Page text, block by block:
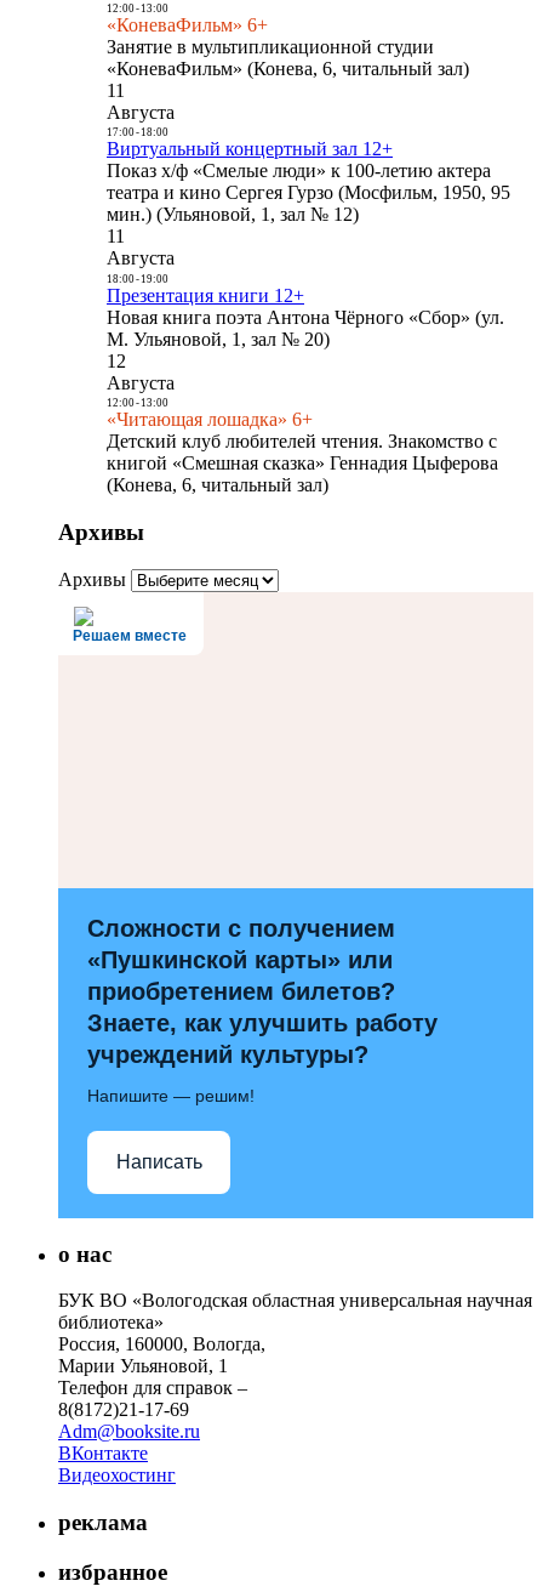
12:00- 13:00
«КоневаФильм» 6+
Занятие в мультипликационной студии
«КоневаФильм» (Конева, 6, читальный зал)
11
Августа
17:00- 18:00
Виртуальный концертный зал 12+
Показ х/ф «Смелые люди» к 100-летию актера
театра и кино Сергея Гурзо (Мосфильм, 1950, 95
мин.) (Ульяновой, 1, зал № 12)
11
Августа
18:00- 19:00
Презентация книги 12+
Новая книга поэта Антона Чёрного «Сбор» (ул.
М. Ульяновой, 1, зал № 20)
12
Августа
12:00- 13:00
«Читающая лошадка» 6+
Детский клуб любителей чтения. Знакомство с
книгой «Смешная сказка» Геннадия Цыферова
(Конева, 6, читальный зал)
Архивы
Архивы
Решаем вместе
Сложности с получением
«Пушкинской карты» или
приобретением билетов?
Знаете, как улучшить работу
учреждений культуры?
Напишите — решим!
Написать
о нас
БУК ВО «Вологодская областная универсальная научная
библиотека»
Россия, 160000, Вологда,
Марии Ульяновой, 1
Телефон для справок –
8(8172)21-17-69
Adm@booksite.ru
ВКонтакте
Видеохостинг
реклама
избранное